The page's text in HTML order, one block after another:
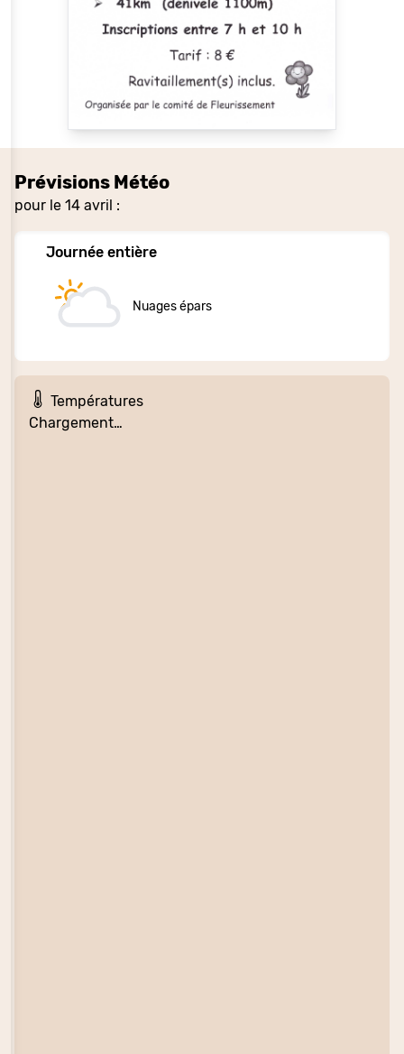
Prévisions Météo
pour le 14 avril :
Journée entière
Nuages épars
Températures
Chargement…